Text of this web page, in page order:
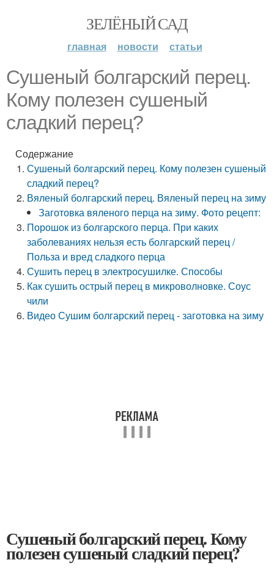
ЗЕЛЁНЫЙ САД
главная новости статьи
Сушеный болгарский перец.
Кому полезен сушеный
сладкий перец?
Содержание
Сушеный болгарский перец. Кому полезен сушеный
сладкий перец?
Вяленый болгарский перец. Вяленый перец на зиму
Заготовка вяленого перца на зиму. Фото рецепт:
Порошок из болгарского перца. При каких
заболеваниях нельзя есть болгарский перец /
Польза и вред сладкого перца
Сушить перец в электросушилке. Способы
Как сушить острый перец в микроволновке. Соус
чили
Видео Сушим болгарский перец - заготовка на зиму
Сушеный болгарский перец. Кому
полезен сушеный сладкий перец?